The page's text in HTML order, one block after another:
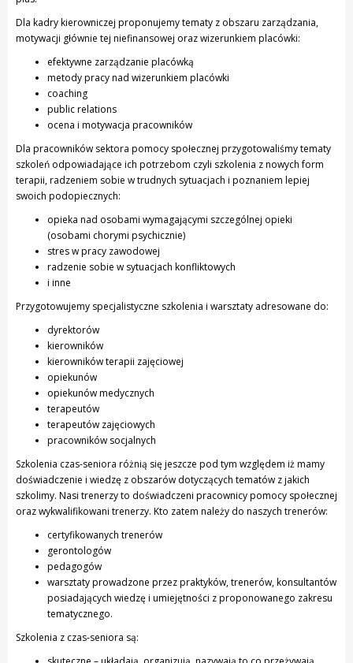
Dla kadry kierowniczej proponujemy tematy z obszaru zarządzania,
motywacji głównie tej niefinansowej oraz wizerunkiem placówki:
efektywne zarządzanie placówką
metody pracy nad wizerunkiem placówki
coaching
public relations
ocena i motywacja pracowników
Dla pracowników sektora pomocy społecznej przygotowaliśmy tematy
szkoleń odpowiadające ich potrzebom czyli szkolenia z nowych form
terapii, radzeniem sobie w trudnych sytuacjach i poznaniem lepiej
swoich podopiecznych:
opieka nad osobami wymagającymi szczególnej opieki
(osobami chorymi psychicznie)
stres w pracy zawodowej
radzenie sobie w sytuacjach konfliktowych
i inne
Przygotowujemy specjalistyczne szkolenia i warsztaty adresowane do:
dyrektorów
kierowników
kierowników terapii zajęciowej
opiekunów
opiekunów medycznych
terapeutów
terapeutów zajęciowych
pracowników socjalnych
Szkolenia czas-seniora różnią się jeszcze pod tym względem iż mamy
doświadczenie i wiedzę z obszarów dotyczących tematów z jakich
szkolimy. Nasi trenerzy to doświadczeni pracownicy pomocy społecznej
oraz wykwalifikowani trenerzy. Kto zatem należy do naszych trenerów:
certyfikowanych trenerów
gerontologów
pedagogów
warsztaty prowadzone przez praktyków, trenerów, konsultantów
posiadających wiedzę i umiejętności z proponowanego zakresu
tematycznego.
Szkolenia z czas-seniora są: